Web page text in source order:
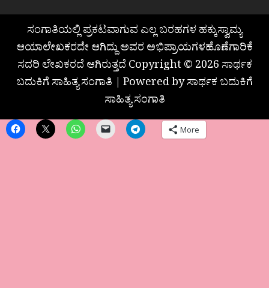
ಸಂಗಾತಿಯಲ್ಲಿ ಪ್ರಕಟವಾಗುವ ಎಲ್ಲ ಬರಹಗಳ ಹಕ್ಕುಸ್ವಾಮ್ಯ
ಆಯಾಲೇಖಕರದೇ ಆಗಿದ್ದು ಅವರ ಅಭಿಪ್ರಾಯಗಳಹೊಣೆಗಾರಿಕೆ
ಸದರಿ ಲೇಖಕರದೆ ಆಗಿರುತ್ತದೆ Copyright © 2026 ಸಾರ್ಥಕ
ಬದುಕಿಗೆ ಸಾಹಿತ್ಯ ಸಂಗಾತಿ | Powered by ಸಾರ್ಥಕ ಬದುಕಿಗೆ
ಸಾಹಿತ್ಯ ಸಂಗಾತಿ
More